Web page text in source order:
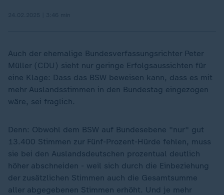
Auch der ehemalige Bundesverfassungsrichter Peter
Müller (CDU) sieht nur geringe Erfolgsaussichten für
eine Klage: Dass das BSW beweisen kann, dass es mit
mehr Auslandsstimmen in den Bundestag eingezogen
wäre, sei fraglich.
Denn: Obwohl dem BSW auf Bundesebene "nur" gut
13.400 Stimmen zur Fünf-Prozent-Hürde fehlen, muss
sie bei den Auslandsdeutschen prozentual deutlich
höher abschneiden - weil sich durch die Einbeziehung
der zusätzlichen Stimmen auch die Gesamtsumme
aller abgegebenen Stimmen erhöht. Und je mehr